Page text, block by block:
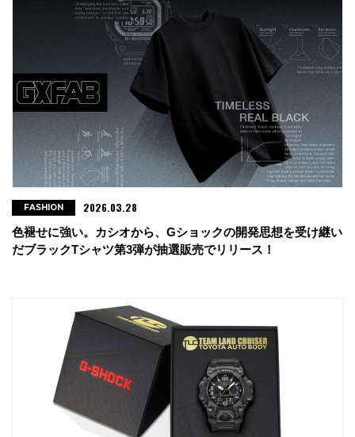
色褪せに強い。カシオから、Gショックの開発思想を受け継い
だブラックTシャツ第3弾が抽選販売でリリース！
FASHION 2026.03.28